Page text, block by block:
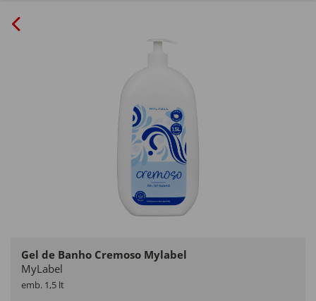
Gel de Banho Cremoso Mylabel
MyLabel
emb. 1,5 lt